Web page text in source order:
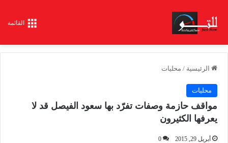
القائمة
الرئيسية / محليات
محليات
مواقف حازمة وصفات تفرّد بها سعود الفيصل قد لا
يعرفها الكثيرون
أبريل 29, 2015 0